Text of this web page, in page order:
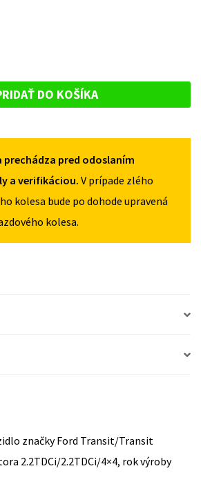
DO KOŠÍKA
prechádza pred odoslaním
a verifikáciou. V prípade zlého
kolesa bude po dohode upravená
kolesa.
značky Ford Transit/Transit
2.2TDCi/2.2TDCi/4×4, rok výroby